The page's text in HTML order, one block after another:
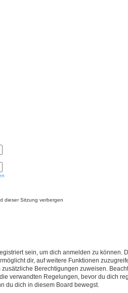
dieser Sitzung verbergen
sein, um dich anmelden zu können.
dir, auf weitere Funktionen
Berechtigungen zuweisen.
verwandten Regelungen, bevor du dich
du dich in diesem Board bewegst.